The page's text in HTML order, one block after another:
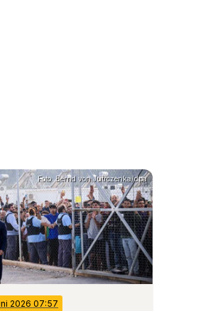
Foto: Bernd von Jutrczenka/dpa
2026 07:57